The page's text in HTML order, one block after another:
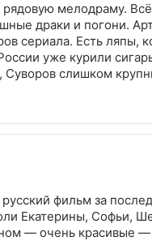
мелодраму.
драки и погони.
сериала. Есть ляпы,
уже курили
Суворов слишком
фильм за
Екатерины, Софьи,
— очень красивые